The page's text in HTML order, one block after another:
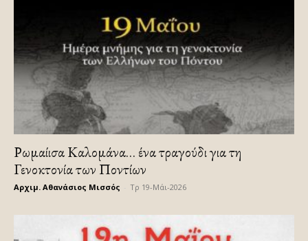
Ρωμαίισα Καλομάνα… ένα τραγούδι για τη
Γενοκτονία των Ποντίων
Αρχιμ. Αθανάσιος Μισσός Τρ 19-Μάι-2026